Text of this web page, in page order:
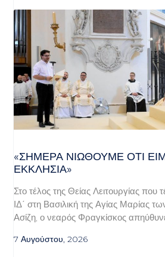
«ΣΉΜΕΡΑ ΝΙΏΘΟΥΜΕ ΌΤΙ
ΕΚΚΛΗΣΊΑ»
Στο τέλος της Θείας Λειτουργίας
ΙΔ΄ στη Βασιλική της Αγίας Μαρίας
Ασίζη, ο νεαρός Φραγκίσκος
7 Αυγούστου, 2026